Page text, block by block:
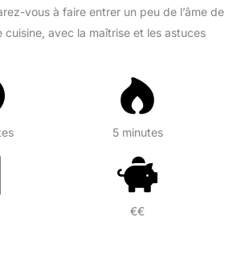
vous à faire entrer un peu de l’âme de
cuisine, avec la maîtrise et les astuces
5 minutes
€€